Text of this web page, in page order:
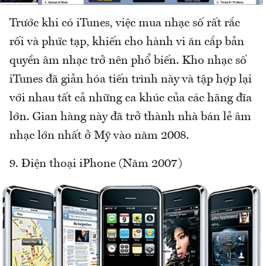
Trước khi có iTunes, việc mua nhạc số rất rắc
rối và phức tạp, khiến cho hành vi ăn cắp bản
quyền âm nhạc trở nên phổ biến. Kho nhạc số
iTunes đã giản hóa tiến trình này và tập hợp lại
với nhau tất cả những ca khúc của các hãng đĩa
lớn. Gian hàng này đã trở thành nhà bán lẻ âm
nhạc lớn nhất ở Mỹ vào năm 2008.
9. Điện thoại iPhone (Năm 2007)